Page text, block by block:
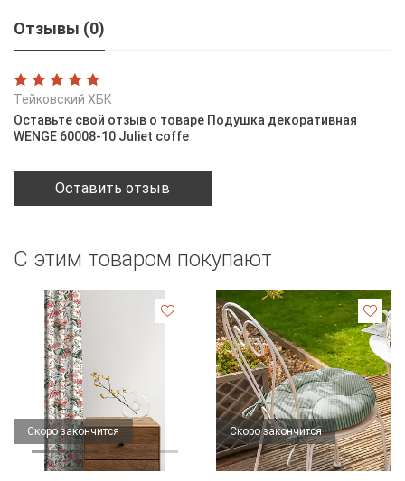
Отзывы (0)
Тейковский ХБК
Оставьте свой отзыв о товаре Подушка декоративная
WENGE 60008-10 Juliet coffe
Оставить отзыв
С этим товаром покупают
Скоро закончится Скоро закончится